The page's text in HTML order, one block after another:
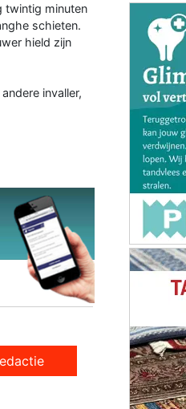
twintig minuten
schieten.
hield zijn
invaller,